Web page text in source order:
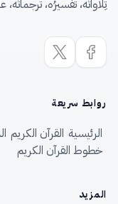
تِلاواتُه، تفسيرُه،
روابط سريعة
الرئيسية القرآن الكريم
خطوط القرآن الكريم
المزيد